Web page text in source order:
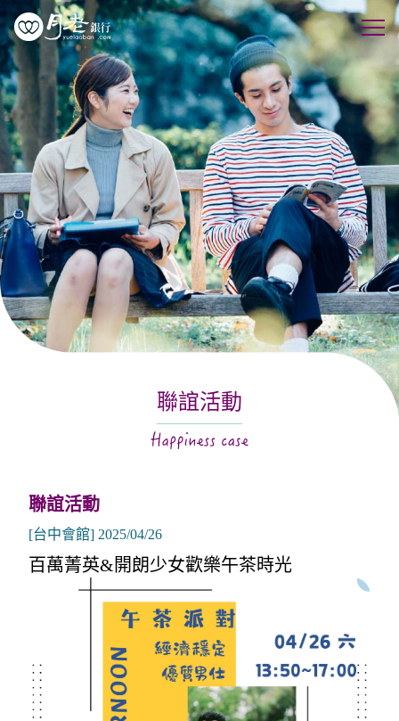
優質會員
行動交友
聯誼活動
幸福案例
最新動態
活動花絮
關於月老聯誼活動
聯誼活動
[台中會館] 2025/04/26
百萬菁英&開朗少女歡樂午茶時光